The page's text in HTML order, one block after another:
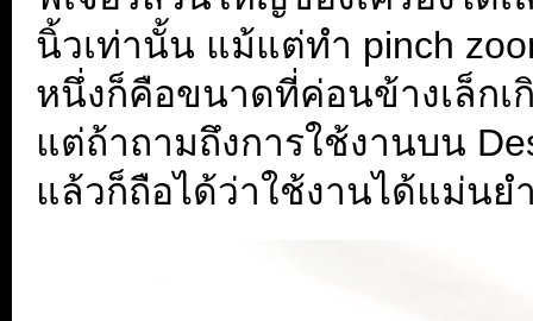
นิ้วเท่านั้น แม้แต่ทำ pinch
หนึ่งก็คือขนาดที่ค่อนข้างเล็กเ
แต่ถ้าถามถึงการใช้งานบน
แล้วก็ถือได้ว่าใช้งานได้แม่นย